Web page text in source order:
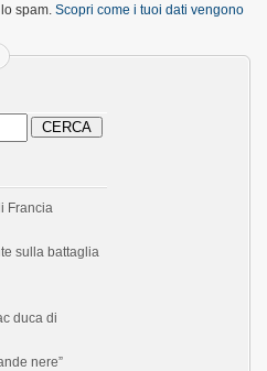
spam. Scopri come i tuoi dati vengono
Francia
sulla battaglia
duca di
nere”